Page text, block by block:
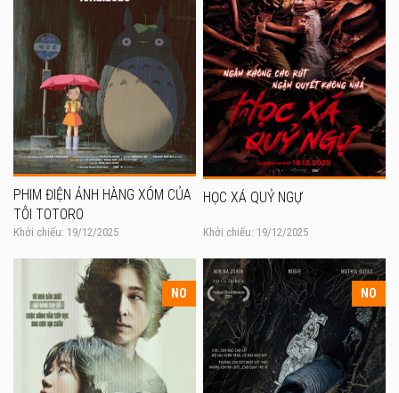
PHIM ĐIỆN ẢNH HÀNG XÓM CỦA
TÔI TOTORO
Khởi chiếu: 19/12/2025
HỌC XÁ QUỶ NGỰ
Khởi chiếu: 19/12/2025
NO NO